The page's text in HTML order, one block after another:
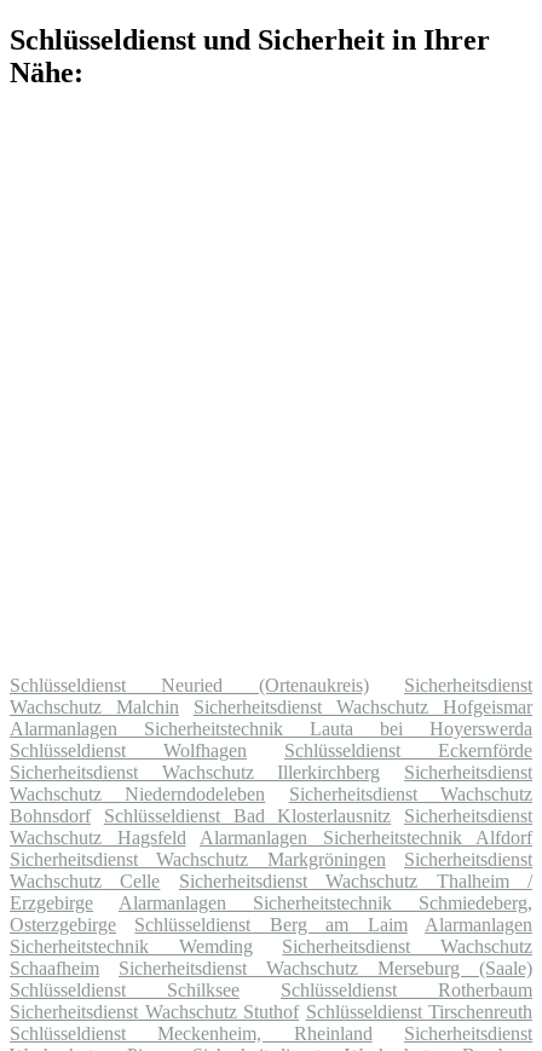
Schlüsseldienst und Sicherheit in Ihrer
Nähe:
Schlüsseldienst Neuried (Ortenaukreis)
Sicherheitsdienst
Wachschutz Malchin
Sicherheitsdienst Wachschutz Hofgeismar
Alarmanlagen Sicherheitstechnik Lauta bei Hoyerswerda
Schlüsseldienst Wolfhagen
Schlüsseldienst Eckernförde
Sicherheitsdienst Wachschutz Illerkirchberg
Sicherheitsdienst
Wachschutz Niederndodeleben
Sicherheitsdienst Wachschutz
Bohnsdorf
Schlüsseldienst Bad Klosterlausnitz
Sicherheitsdienst
Wachschutz Hagsfeld
Alarmanlagen Sicherheitstechnik Alfdorf
Sicherheitsdienst Wachschutz Markgröningen
Sicherheitsdienst
Wachschutz Celle
Sicherheitsdienst Wachschutz Thalheim /
Erzgebirge
Alarmanlagen Sicherheitstechnik Schmiedeberg,
Osterzgebirge
Schlüsseldienst Berg am Laim
Alarmanlagen
Sicherheitstechnik Wemding
Sicherheitsdienst Wachschutz
Schaafheim
Sicherheitsdienst Wachschutz Merseburg (Saale)
Schlüsseldienst Schilksee
Schlüsseldienst Rotherbaum
Sicherheitsdienst Wachschutz Stuthof Schlüsseldienst Tirschenreuth
Schlüsseldienst Meckenheim, Rheinland
Sicherheitsdienst